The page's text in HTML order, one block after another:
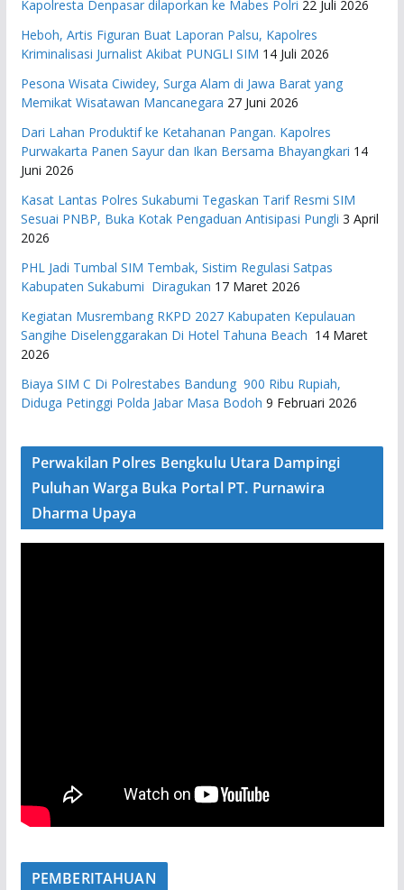
Kapolresta Denpasar dilaporkan ke Mabes Polri 22 Juli 2026
Heboh, Artis Figuran Buat Laporan Palsu, Kapolres
Kriminalisasi Jurnalist Akibat PUNGLI SIM 14 Juli 2026
Pesona Wisata Ciwidey, Surga Alam di Jawa Barat yang
Memikat Wisatawan Mancanegara 27 Juni 2026
Dari Lahan Produktif ke Ketahanan Pangan. Kapolres
Purwakarta Panen Sayur dan Ikan Bersama Bhayangkari 14
Juni 2026
Kasat Lantas Polres Sukabumi Tegaskan Tarif Resmi SIM
Sesuai PNBP, Buka Kotak Pengaduan Antisipasi Pungli 3 April
2026
PHL Jadi Tumbal SIM Tembak, Sistim Regulasi Satpas
Kabupaten Sukabumi Diragukan 17 Maret 2026
Kegiatan Musrembang RKPD 2027 ​Kabupaten Kepulauan
Sangihe Diselenggarakan Di Hotel Tahuna Beach 14 Maret
2026
Biaya SIM C Di Polrestabes Bandung 900 Ribu Rupiah,
Diduga Petinggi Polda Jabar Masa Bodoh 9 Februari 2026
Perwakilan Polres Bengkulu Utara Dampingi
Puluhan Warga Buka Portal PT. Purnawira
Dharma Upaya
PEMBERITAHUAN